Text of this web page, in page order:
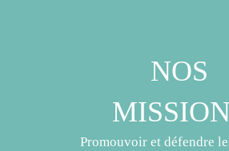
NOS
Promouvoir et défendre